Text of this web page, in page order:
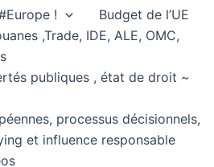
!
Budget de l’UE
,Trade, IDE, ALE, OMC,
publiques , état de droit ~
processus décisionnels,
et influence responsable